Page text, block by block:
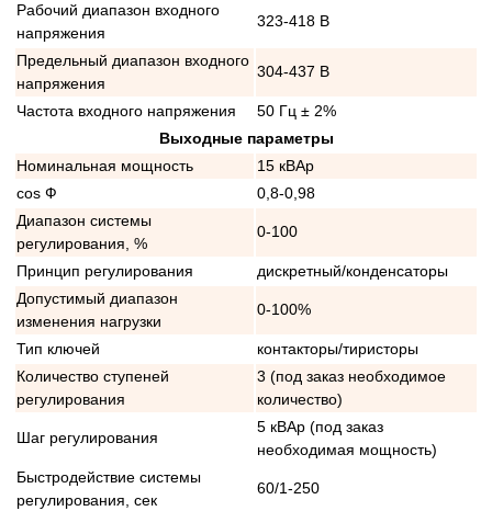
Рабочий диапазон входного
напряжения
323-418 В
Предельный диапазон входного
напряжения
304-437 В
Частота входного напряжения
50 Гц ± 2%
Выходные параметры
Номинальная мощность
15 кВАр
cos Ф
0,8-0,98
Диапазон системы
регулирования, %
0-100
Принцип регулирования
дискретный/конденсаторы
Допустимый диапазон
изменения нагрузки
0-100%
Тип ключей
контакторы/тиристоры
Количество ступеней
регулирования
3 (под заказ необходимое
количество)
Шаг регулирования
5 кВАр (под заказ
необходимая мощность)
Быстродействие системы
регулирования, сек
60/1-250